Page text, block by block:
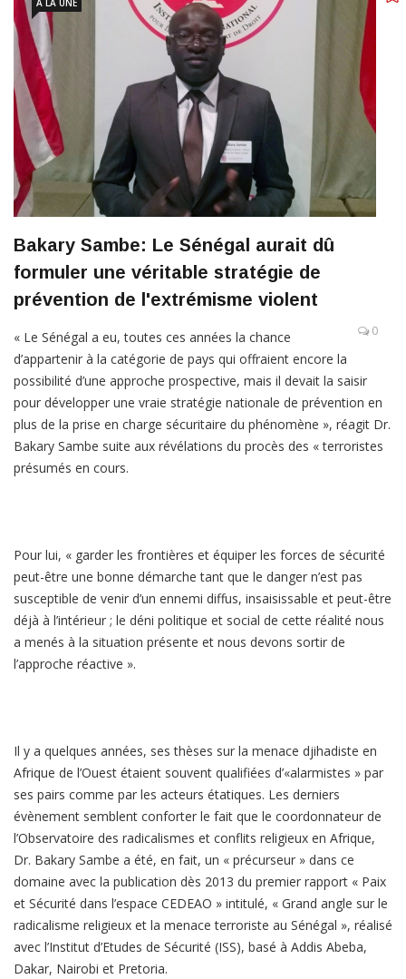
A LA UNE
Bakary Sambe: Le Sénégal aurait dû
formuler une véritable stratégie de
prévention de l'extrémisme violent
0
« Le Sénégal a eu, toutes ces années la chance
d’appartenir à la catégorie de pays qui offraient encore la
possibilité d’une approche prospective, mais il devait la saisir
pour développer une vraie stratégie nationale de prévention en
plus de la prise en charge sécuritaire du phénomène », réagit Dr.
Bakary Sambe suite aux révélations du procès des « terroristes
présumés en cours.
Pour lui, « garder les frontières et équiper les forces de sécurité
peut-être une bonne démarche tant que le danger n’est pas
susceptible de venir d’un ennemi diffus, insaisissable et peut-être
déjà à l’intérieur ; le déni politique et social de cette réalité nous
a menés à la situation présente et nous devons sortir de
l’approche réactive ».
Il y a quelques années, ses thèses sur la menace djihadiste en
Afrique de l’Ouest étaient souvent qualifiées d’«alarmistes » par
ses pairs comme par les acteurs étatiques. Les derniers
évènement semblent conforter le fait que le coordonnateur de
l’Observatoire des radicalismes et conflits religieux en Afrique,
Dr. Bakary Sambe a été, en fait, un « précurseur » dans ce
domaine avec la publication dès 2013 du premier rapport « Paix
et Sécurité dans l’espace CEDEAO » intitulé, « Grand angle sur le
radicalisme religieux et la menace terroriste au Sénégal », réalisé
avec l’Institut d’Etudes de Sécurité (ISS), basé à Addis Abeba,
Dakar, Nairobi et Pretoria.